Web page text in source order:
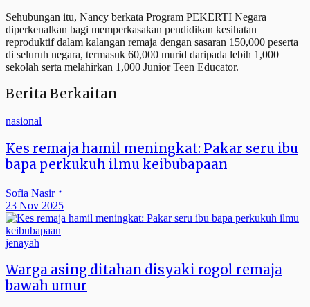
Sehubungan itu, Nancy berkata Program PEKERTI Negara
diperkenalkan bagi memperkasakan pendidikan kesihatan
reproduktif dalam kalangan remaja dengan sasaran 150,000 peserta
di seluruh negara, termasuk 60,000 murid daripada lebih 1,000
sekolah serta melahirkan 1,000 Junior Teen Educator.
Berita Berkaitan
nasional
Kes remaja hamil meningkat: Pakar seru ibu
bapa perkukuh ilmu keibubapaan
Sofia Nasir
23 Nov 2025
jenayah
Warga asing ditahan disyaki rogol remaja
bawah umur